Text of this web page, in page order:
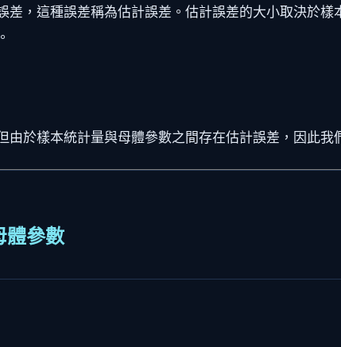
，這種誤差稱為估計誤差。估計誤差的大小取決於
於樣本統計量與母體參數之間存在估計誤差，因此
體參數